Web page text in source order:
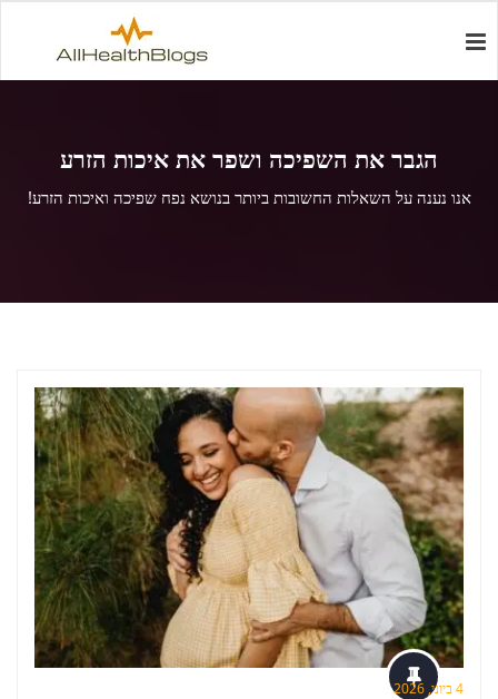
הגבר את השפיכה ושפר את איכות הזרע
אנו נענה על השאלות החשובות ביותר בנושא נפח שפיכה ואיכות הזרע!
4 ביוני, 2026